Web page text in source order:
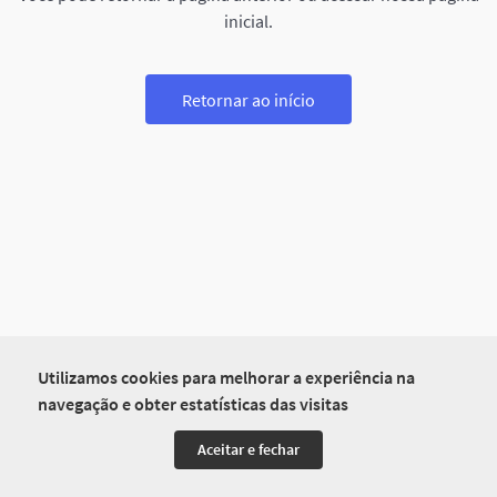
Utilizamos cookies para melhorar a experiência na
navegação e obter estatísticas das visitas
Aceitar e fechar
inicial.
Retornar ao início